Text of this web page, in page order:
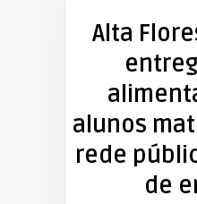
Alta
alunos
rede
de